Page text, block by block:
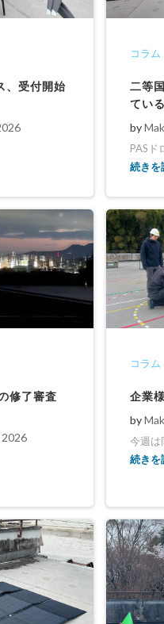
、受付開始
コラム
二等
てい
by
PASド
続きを
修了審査
コラム
企業
by
今週は
続きを